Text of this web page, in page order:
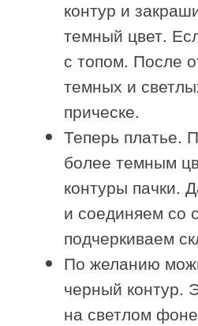
контур и
темный цвет.
с топом. После
темных и
прическе.
Теперь платье.
более темным
контуры пачки.
и соединяем со
подчеркиваем
По желанию
черный контур.
на светлом